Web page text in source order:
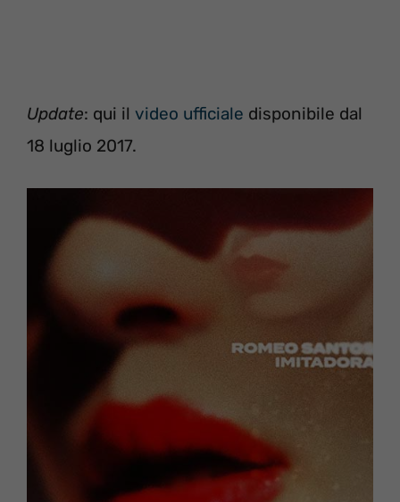
Update: qui il video ufficiale disponibile dal
18 luglio 2017.